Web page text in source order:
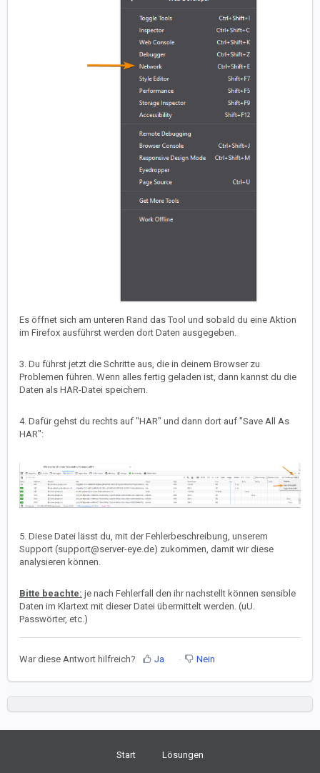
Es öffnet sich am unteren Rand das Tool und sobald du eine Aktion
im Firefox ausführst werden dort Daten ausgegeben.
3. Du führst jetzt die Schritte aus, die in deinem Browser zu
Problemen führen. Wenn alles fertig geladen ist, dann kannst du die
Daten als HAR-Datei speichern.
4. Dafür gehst du rechts auf "HAR" und dann dort auf "Save All As
HAR":
5. Diese Datei lässt du, mit der Fehlerbeschreibung, unserem
Support (support@server-eye.de) zukommen, damit wir diese
analysieren können.
Bitte beachte: je nach Fehlerfall den ihr nachstellt können sensible
Daten im Klartext mit dieser Datei übermittelt werden. (uU.
Passwörter, etc.)
War diese Antwort hilfreich? Ja Nein
Start Lösungen